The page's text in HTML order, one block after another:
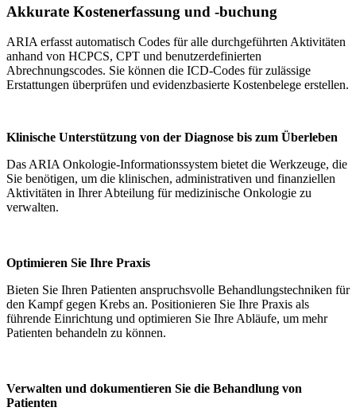
Akkurate Kostenerfassung und -buchung
ARIA erfasst automatisch Codes für alle durchgeführten Aktivitäten
anhand von HCPCS, CPT und benutzerdefinierten
Abrechnungscodes. Sie können die ICD-Codes für zulässige
Erstattungen überprüfen und evidenzbasierte Kostenbelege erstellen.
Klinische Unterstützung von der Diagnose bis zum Überleben
Das ARIA Onkologie-Informationssystem bietet die Werkzeuge, die
Sie benötigen, um die klinischen, administrativen und finanziellen
Aktivitäten in Ihrer Abteilung für medizinische Onkologie zu
verwalten.
Optimieren Sie Ihre Praxis
Bieten Sie Ihren Patienten anspruchsvolle Behandlungstechniken für
den Kampf gegen Krebs an. Positionieren Sie Ihre Praxis als
führende Einrichtung und optimieren Sie Ihre Abläufe, um mehr
Patienten behandeln zu können.
Verwalten und dokumentieren Sie die Behandlung von
Patienten